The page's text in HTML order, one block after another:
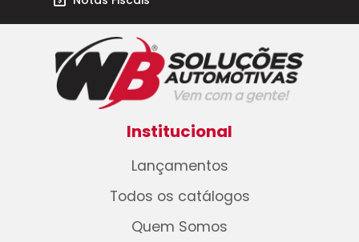
Institucional
Lançamentos
Todos os catálogos
Quem Somos